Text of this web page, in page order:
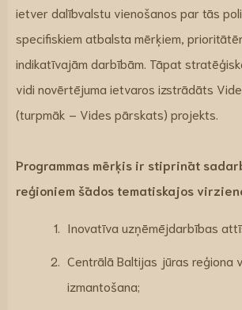
ietver dalībvalstu vienošanos par tās
specifiskiem atbalsta mērķiem,
indikatīvajām darbībām. Tāpat
vidi novērtējuma ietvaros izstrādāts
(turpmāk – Vides pārskats) projekts.
Programmas mērķis ir stiprināt
reģioniem šādos tematiskajos
Inovatīva uzņēmējdarbības
Centrālā Baltijas jūras reģiona
izmantošana;